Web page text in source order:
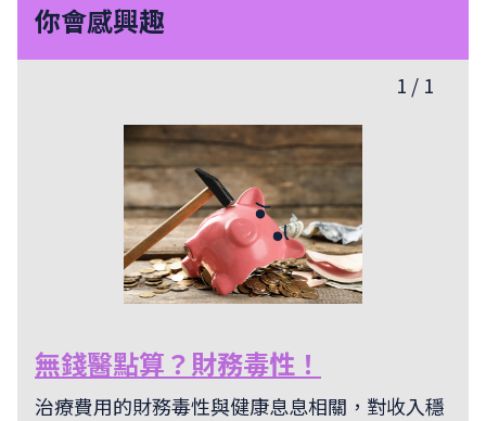
你會感興趣
1 / 1
無錢醫點算？財務毒性！
治療費用的財務毒性與健康息息相關，對收入穩